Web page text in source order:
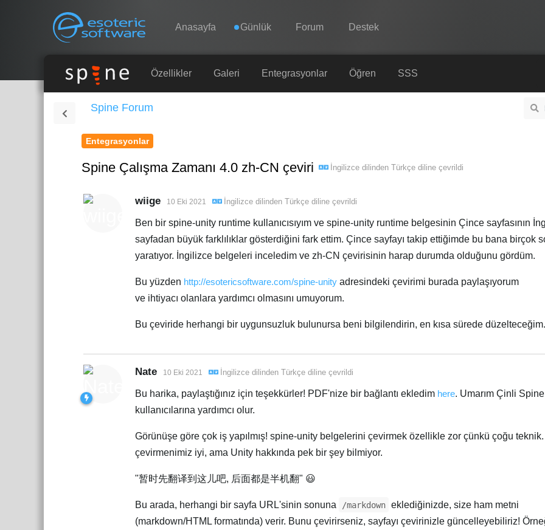
Esoteric Software
Navigation Anasayfa Günlük Forum Destek
Spine
Öğren
SSS
Şimdi Deneyin
Satın Al
Özellikler Galeri Entegrasyonlar Öğren SSS
Spine Forum
Entegrasyonlar
Spine Çalışma Zamanı 4.0 zh-CN çeviri İngilizce dilinden Türkçe diline çevrildi
wiige 10 Eki 2021 İngilizce dilinden Türkçe diline çevrildi
Ben bir spine-unity runtime kullanıcısıyım ve spine-unity runtime belgesinin Çince sayfasının
sayfadan büyük farklılıklar gösterdiğini fark ettim. Çince sayfayı takip ettiğimde bu bana birçok
yaratıyor. İngilizce belgeleri inceledim ve zh-CN çevirisinin harap durumda olduğunu gördüm.
Bu yüzden http://esotericsoftware.com/spine-unity adresindeki çevirimi burada paylaşıyorum
ve ihtiyacı olanlara yardımcı olmasını umuyorum.
Bu çeviride herhangi bir uygunsuzluk bulunursa beni bilgilendirin, en kısa sürede düzelteceğim.
Nate 10 Eki 2021 İngilizce dilinden Türkçe diline çevrildi
Bu harika, paylaştığınız için teşekkürler! PDF'nize bir bağlantı ekledim here. Umarım Çinli Spine
kullanıcılarına yardımcı olur.
Görünüşe göre çok iş yapılmış! spine-unity belgelerini çevirmek özellikle zor çünkü çoğu
çevirmenimiz iyi, ama Unity hakkında pek bir şey bilmiyor.
"暂时先翻译到这儿吧, 后面都是半机翻" 😃
Bu arada, herhangi bir sayfa URL'sinin sonuna /markdown eklediğinizde, size ham metni
(markdown/HTML formatında) verir. Bunu çevirirseniz, sayfayı çevirinizle güncelleyebiliriz!